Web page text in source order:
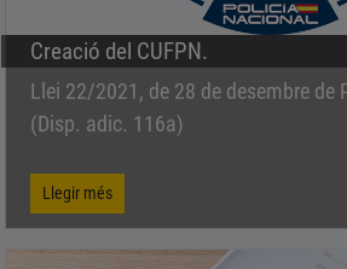
Creació del CUFPN.
Llei 22/2021, de 28 de desembre de
(Disp. adic. 116a)
Llegir més